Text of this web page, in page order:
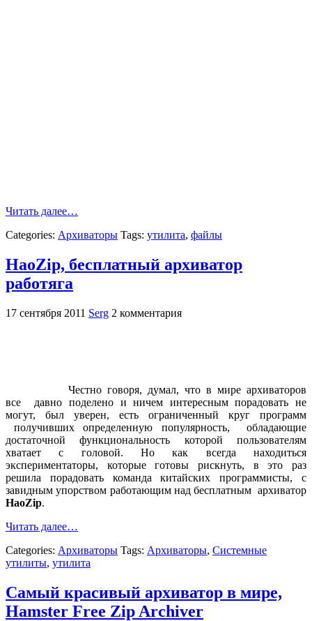
Читать далее…
Categories: Архиваторы Tags: утилита, файлы
HaoZip, бесплатный архиватор
работяга
17 сентября 2011 Serg 2 комментария
Честно говоря, думал, что в мире архиваторов
все давно поделено и ничем интересным порадовать не
могут, был уверен, есть ограниченный круг программ
получивших определенную популярность, обладающие
достаточной функциональность которой пользователям
хватает с головой. Но как всегда находиться
экспериментаторы, которые готовы рискнуть, в это раз
решила порадовать команда китайских программисты, с
завидным упорством работающим над бесплатным архиватор
HaoZip.
Читать далее…
Categories: Архиваторы Tags: Архиваторы, Системные
утилиты, утилита
Самый красивый архиватор в мире,
Hamster Free Zip Archiver